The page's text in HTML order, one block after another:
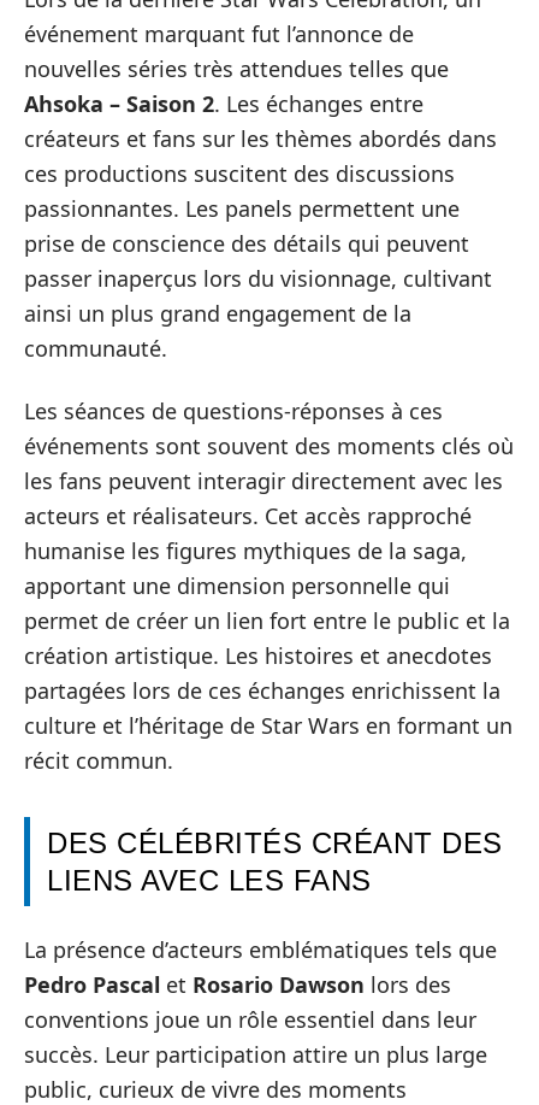
événement marquant fut l’annonce de
nouvelles séries très attendues telles que
Ahsoka – Saison 2. Les échanges entre
créateurs et fans sur les thèmes abordés dans
ces productions suscitent des discussions
passionnantes. Les panels permettent une
prise de conscience des détails qui peuvent
passer inaperçus lors du visionnage, cultivant
ainsi un plus grand engagement de la
communauté.
Les séances de questions-réponses à ces
événements sont souvent des moments clés où
les fans peuvent interagir directement avec les
acteurs et réalisateurs. Cet accès rapproché
humanise les figures mythiques de la saga,
apportant une dimension personnelle qui
permet de créer un lien fort entre le public et la
création artistique. Les histoires et anecdotes
partagées lors de ces échanges enrichissent la
culture et l’héritage de Star Wars en formant un
récit commun.
DES CÉLÉBRITÉS CRÉANT DES
LIENS AVEC LES FANS
La présence d’acteurs emblématiques tels que
Pedro Pascal et Rosario Dawson lors des
conventions joue un rôle essentiel dans leur
succès. Leur participation attire un plus large
public, curieux de vivre des moments